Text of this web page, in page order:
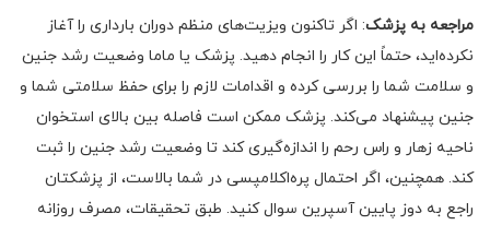
مراجعه به پزشک: اگر تاکنون ویزیت‌های منظم دوران بارداری را آغاز
نکرده‌اید، حتماً این کار را انجام دهید. پزشک یا ماما وضعیت رشد جنین
و سلامت شما را بررسی کرده و اقدامات لازم را برای حفظ سلامتی شما و
جنین پیشنهاد می‌کند. پزشک ممکن است فاصله بین بالای استخوان
ناحیه زهار و راس رحم را اندازه‌گیری کند تا وضعیت رشد جنین را ثبت
کند. همچنین، اگر احتمال پره‌اکلامپسی در شما بالاست، از پزشکتان
راجع به دوز پایین آسپرین سوال کنید. طبق تحقیقات، مصرف روزانه